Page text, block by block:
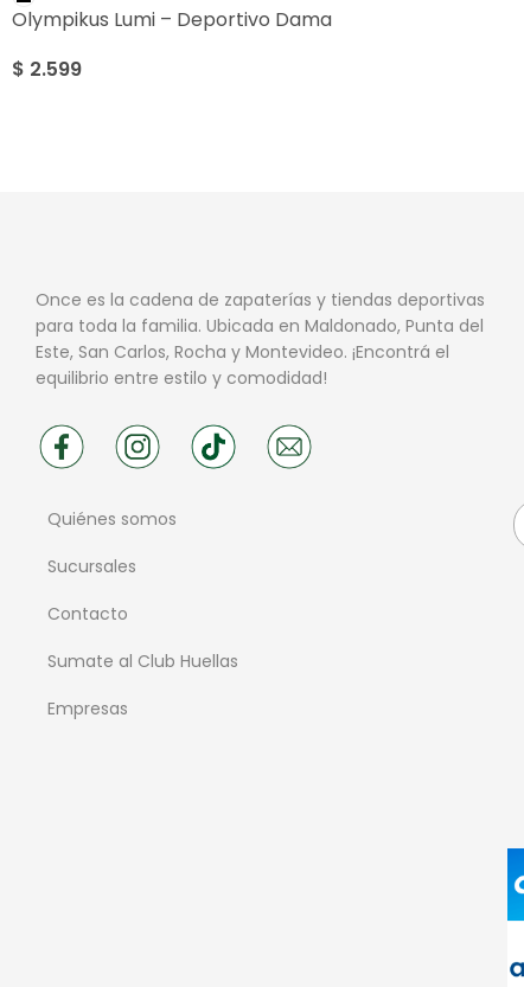
Olympikus Lumi – Deportivo Dama
$ 2.599
Once es la cadena de zapaterías y tiendas deportivas
para toda la familia. Ubicada en Maldonado, Punta del
Este, San Carlos, Rocha y Montevideo. ¡Encontrá el
equilibrio entre estilo y comodidad!
Quiénes somos
Sucursales
Contacto
Sumate al Club Huellas
Empresas